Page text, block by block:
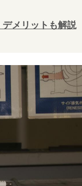
デメリットも解説